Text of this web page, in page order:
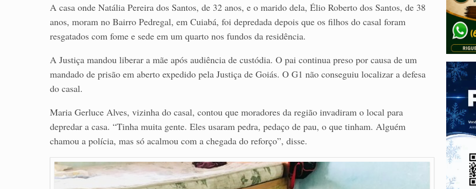
A casa onde Natália Pereira dos Santos, de 32 anos, e o marido dela, Élio Roberto dos Santos, de 38
anos, moram no Bairro Pedregal, em Cuiabá, foi depredada depois que os filhos do casal foram
resgatados com fome e sede em um quarto nos fundos da residência.
A Justiça mandou liberar a mãe após audiência de custódia. O pai continua preso por causa de um
mandado de prisão em aberto expedido pela Justiça de Goiás. O G1 não conseguiu localizar a defesa
do casal.
Maria Gerluce Alves, vizinha do casal, contou que moradores da região invadiram o local para
depredar a casa. “Tinha muita gente. Eles usaram pedra, pedaço de pau, o que tinham. Alguém
chamou a polícia, mas só acalmou com a chegada do reforço”, disse.